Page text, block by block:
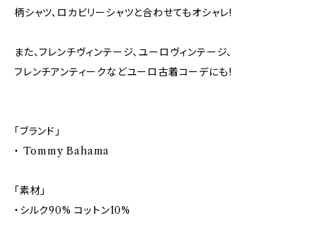
柄シャツ、ロカビリーシャツと合わせてもオシャレ!
また、フレンチヴィンテージ、ユーロヴィンテージ、
フレンチアンティークなどユーロ古着コーデにも!
「ブランド」
・ Tommy Bahama
「素材」
・シルク90% コットン10%